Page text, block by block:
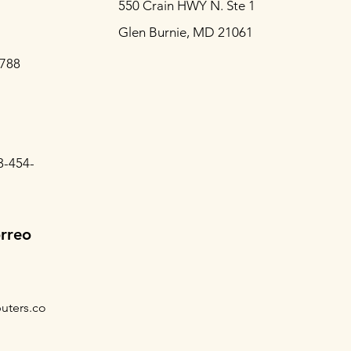
454-
550 Crain HWY N. Ste 1
Glen Burnie, MD 21061